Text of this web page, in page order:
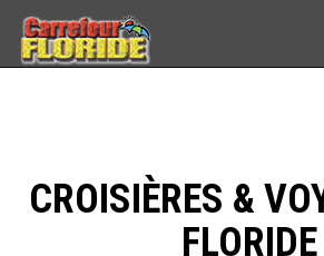
CROISIÈRES &
FLORIDE